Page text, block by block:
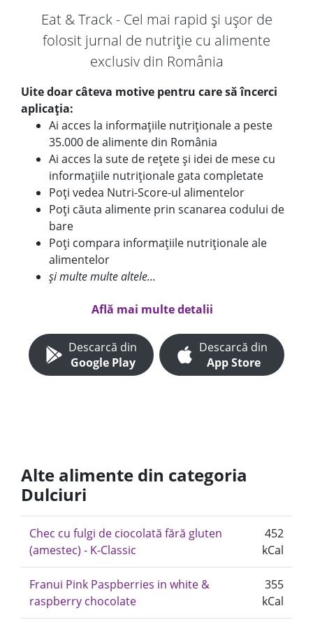
Eat & Track - Cel mai rapid și ușor de
folosit jurnal de nutriție cu alimente
exclusiv din România
Uite doar câteva motive pentru care să încerci
aplicația:
Ai acces la informațiile nutriționale a peste
35.000 de alimente din România
Ai acces la sute de rețete și idei de mese cu
informațiile nutriționale gata completate
Poți vedea Nutri-Score-ul alimentelor
Poți căuta alimente prin scanarea codului de
bare
Poți compara informațiile nutriționale ale
alimentelor
și multe multe altele...
Află mai multe detalii
Descarcă din
Google Play
Descarcă din
App Store
Alte alimente din categoria
Dulciuri
Chec cu fulgi de ciocolată fără gluten
(amestec) - K-Classic
452
kCal
Franui Pink Paspberries in white &
raspberry chocolate
355
kCal